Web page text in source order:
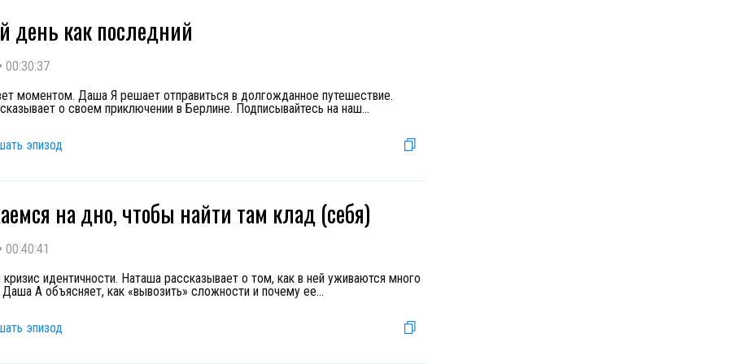
день как последний
00:30:37
моментом. Даша Я решает отправиться в долгожданное путешествие.
о своем приключении в Берлине. Подписывайтесь на наш...
эпизод
на дно, чтобы найти там клад (себя)
00:40:41
идентичности. Наташа рассказывает о том, как в ней уживаются много
Даша А объясняет, как «вывозить» сложности и почему ее...
эпизод